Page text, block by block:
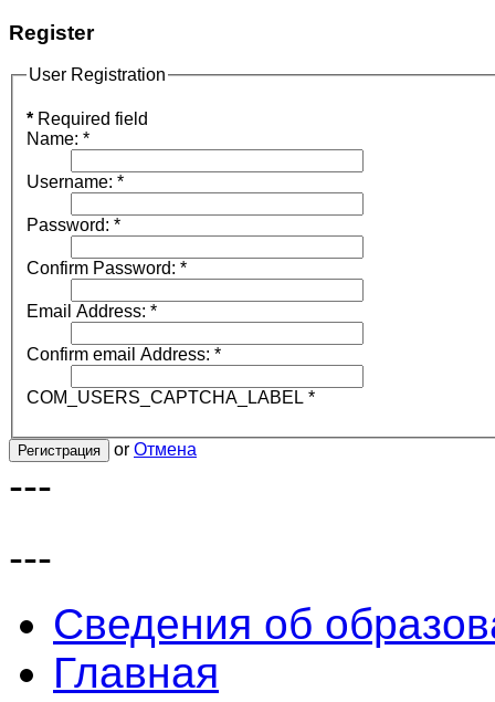
Register
User Registration
* Required field
Name: *
Username: *
Password: *
Confirm Password: *
Email Address: *
Confirm email Address: *
COM_USERS_CAPTCHA_LABEL *
Регистрация or Отмена
---
---
Сведения об
Главная